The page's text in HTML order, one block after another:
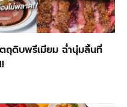
ถุดิบพรีเมียม ฉ่ำนุ่มลิ้นที่